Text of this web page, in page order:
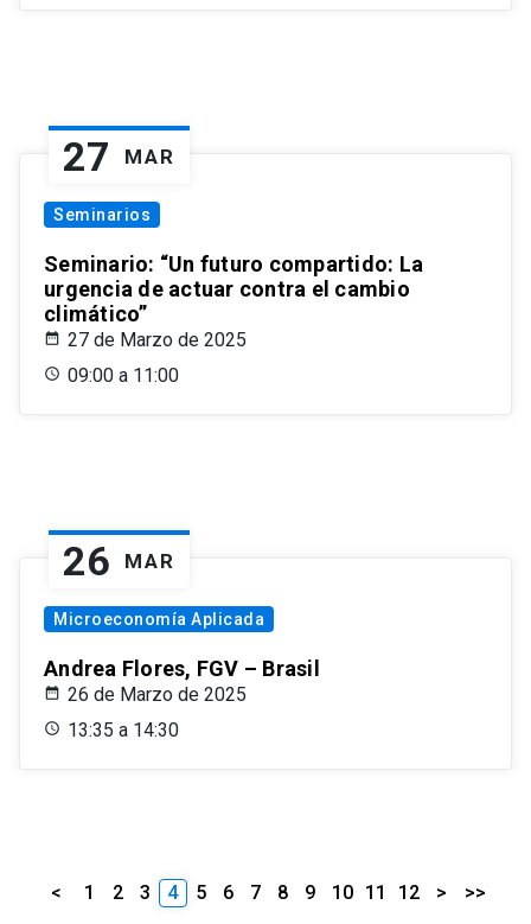
27 MAR
Seminarios
Seminario: “Un futuro compartido: La
urgencia de actuar contra el cambio
climático”
27 de Marzo de 2025
09:00 a 11:00
26 MAR
Microeconomía Aplicada
Andrea Flores, FGV – Brasil
26 de Marzo de 2025
13:35 a 14:30
< 1 2 3 4 5 6 7 8 9 10 11 12 > >>